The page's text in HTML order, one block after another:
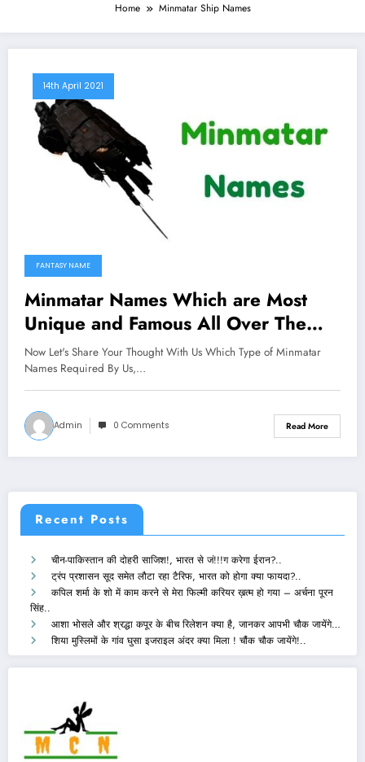
Home Minmatar Ship Names
14th April 2021
FANTASY NAME
Minmatar Names Which are Most
Unique and Famous All Over The
Worlds
Now Let's Share Your Thought With Us Which Type of Minmatar
Names Required By Us,…
Admin 0 Comments Read More
Recent Posts
चीन-पाकिस्तान की दोहरी साजिश!, भारत से जं!!!ग करेगा ईरान?..
ट्रंप प्रशासन सूद समेत लौटा रहा टैरिफ, भारत को होगा क्या फायदा?..
कपिल शर्मा के शो में काम करने से मेरा फिल्मी करियर ख़त्म हो गया – अर्चना पूरन
सिंह..
आशा भोसले और श्रद्धा कपूर के बीच रिलेशन क्या है, जानकर आपभी चौक जायेंगे…
शिया मुस्लिमों के गांव घुसा इजराइल अंदर क्या मिला ! चौंक चौक जायेंगे!..